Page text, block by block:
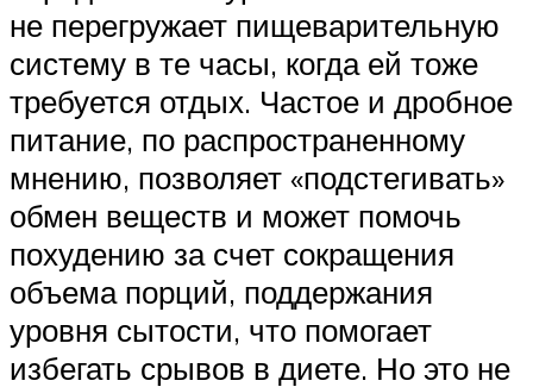
не перегружает пищеварительную
систему в те часы, когда ей тоже
требуется отдых. Частое и дробное
питание, по распространенному
мнению, позволяет «подстегивать»
обмен веществ и может помочь
похудению за счет сокращения
объема порций, поддержания
уровня сытости, что помогает
избегать срывов в диете. Но это не